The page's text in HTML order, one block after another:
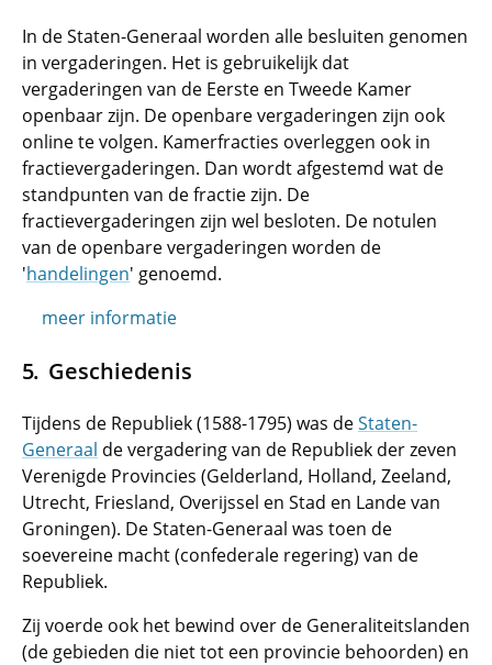
In de Staten-Generaal worden alle besluiten genomen
in vergaderingen. Het is gebruikelijk dat
vergaderingen van de Eerste en Tweede Kamer
openbaar zijn. De openbare vergaderingen zijn ook
online te volgen. Kamerfracties overleggen ook in
fractievergaderingen. Dan wordt afgestemd wat de
standpunten van de fractie zijn. De
fractievergaderingen zijn wel besloten. De notulen
van de openbare vergaderingen worden de
'handelingen' genoemd.
meer informatie
Geschiedenis
Tijdens de Republiek (1588-1795) was deStaten-
Generaal de vergadering van de Republiek der zeven
Verenigde Provincies (Gelderland, Holland, Zeeland,
Utrecht, Friesland, Overijssel en Stad en Lande van
Groningen). De Staten-Generaal was toen de
soevereine macht (confederale regering) van de
Republiek.
Zij voerde ook het bewind over de Generaliteitslanden
(de gebieden die niet tot een provincie behoorden) en